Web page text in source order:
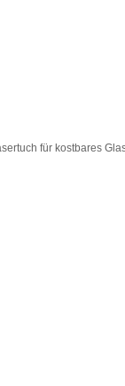
für kostbares